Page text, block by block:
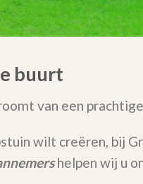
buurt
van een
wilt creëren, bij
helpen wij u